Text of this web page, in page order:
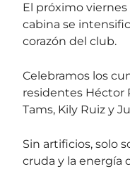
El próximo
cabina se
corazón del club.
Celebramos los
residentes Héctor
Tams, Kily Ruiz y
Sin artificios, solo
cruda y la energía